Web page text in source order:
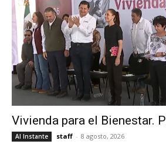
Vivienda para el Bienestar.
Al Instante staff - 8 agosto, 2026